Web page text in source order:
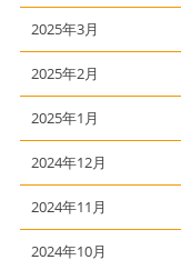
2025年3月
2025年2月
2025年1月
2024年12月
2024年11月
2024年10月